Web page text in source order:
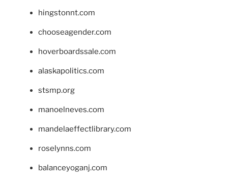
hingstonnt.com
chooseagender.com
hoverboardssale.com
alaskapolitics.com
stsmp.org
manoelneves.com
mandelaeffectlibrary.com
roselynns.com
balanceyoganj.com